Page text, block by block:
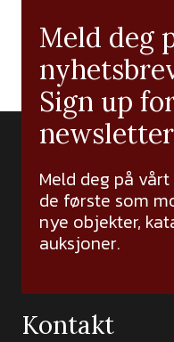
Meld deg
Sign up
newsletter
Meld deg på
de første som
nye objekter,
auksjoner.
Kontakt